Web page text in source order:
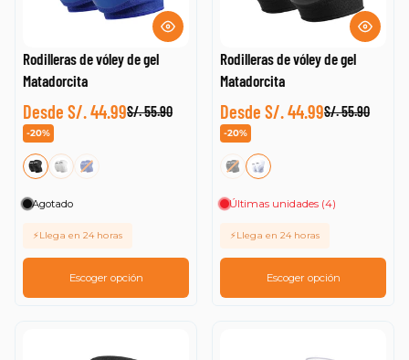
Rodilleras de vóley de gel
Matadorcita
Desde S/. 44.99S/. 55.90
-20%
Agotado
⚡Llega en 24 horas
Escoger opción
Rodilleras de vóley de gel
Matadorcita
Desde S/. 44.99S/. 55.90
-20%
Últimas unidades (4)
⚡Llega en 24 horas
Escoger opción